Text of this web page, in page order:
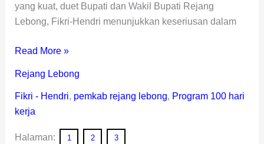
yang kuat, duet Bupati dan Wakil Bupati Rejang
Lebong, Fikri-Hendri menunjukkan keseriusan dalam
Read More »
Rejang Lebong
Fikri - Hendri, pemkab rejang lebong, Program 100 hari
kerja
Halaman: 1 2 3